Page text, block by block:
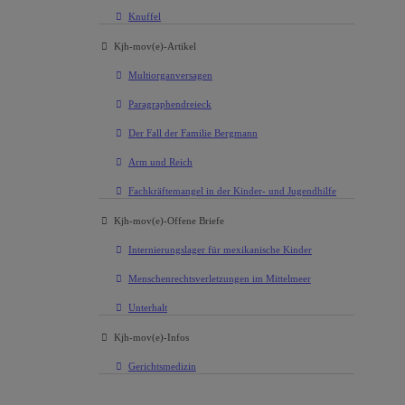
Knuffel
Kjh-mov(e)-Artikel
Multiorganversagen
Paragraphendreieck
Der Fall der Familie Bergmann
Arm und Reich
Fachkräftemangel in der Kinder- und Jugendhilfe
Kjh-mov(e)-Offene Briefe
Internierungslager für mexikanische Kinder
Menschenrechtsverletzungen im Mittelmeer
Unterhalt
Kjh-mov(e)-Infos
Gerichtsmedizin